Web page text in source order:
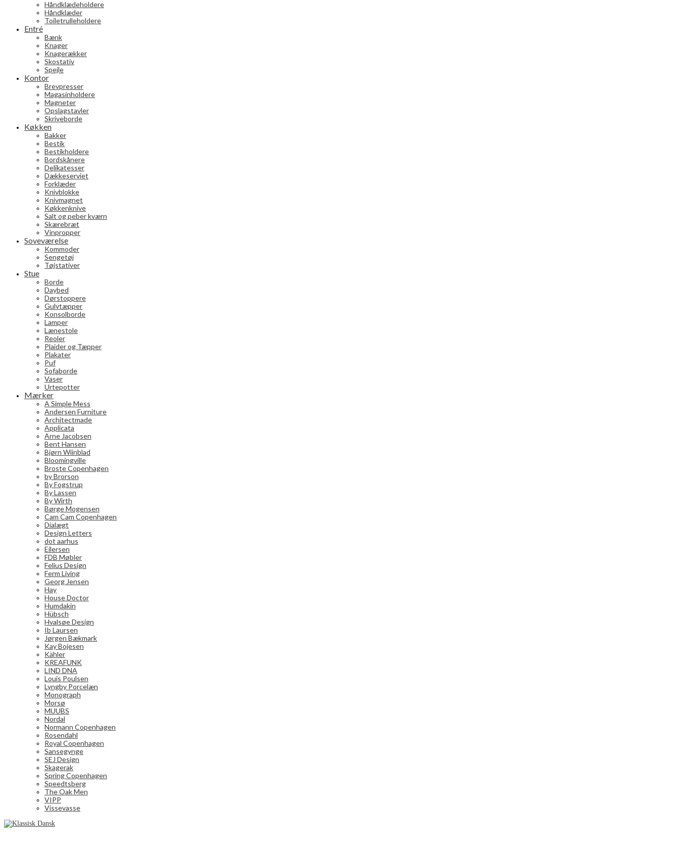
Håndklædeholdere
Håndklæder
Toiletrulleholdere
Entré
Bænk
Knager
Knagerækker
Skostativ
Spejle
Kontor
Brevpresser
Magasinholdere
Magneter
Opslagstavler
Skriveborde
Køkken
Bakker
Bestik
Bestikholdere
Bordskånere
Delikatesser
Dækkeserviet
Forklæder
Knivblokke
Knivmagnet
Køkkenknive
Salt og peber kværn
Skærebræt
Vinpropper
Soveværelse
Kommoder
Sengetøj
Tøjstativer
Stue
Borde
Daybed
Dørstoppere
Gulvtæpper
Konsolborde
Lamper
Lænestole
Reoler
Plaider og Tæpper
Plakater
Puf
Sofaborde
Vaser
Urtepotter
Mærker
A Simple Mess
Andersen Furniture
Architectmade
Applicata
Arne Jacobsen
Bent Hansen
Bjørn Wiinblad
Bloomingville
Broste Copenhagen
by Brorson
By Fogstrup
By Lassen
By Wirth
Børge Mogensen
Cam Cam Copenhagen
Dialægt
Design Letters
dot aarhus
Eilersen
FDB Møbler
Felius Design
Ferm Living
Georg Jensen
Hay
House Doctor
Humdakin
Hübsch
Hvalsøe Design
Ib Laursen
Jørgen Bækmark
Kay Bojesen
Kähler
KREAFUNK
LIND DNA
Louis Poulsen
Lyngby Porcelæn
Monograph
Morsø
MUUBS
Nordal
Normann Copenhagen
Rosendahl
Royal Copenhagen
Sansegynge
SEJ Design
Skagerak
Spring Copenhagen
Speedtsberg
The Oak Men
VIPP
Vissevasse